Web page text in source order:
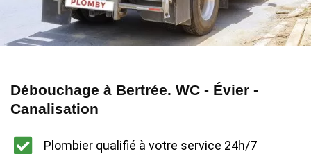
Débouchage à Bertrée. WC - Évier -
Canalisation
Plombier qualifié à votre service 24h/7